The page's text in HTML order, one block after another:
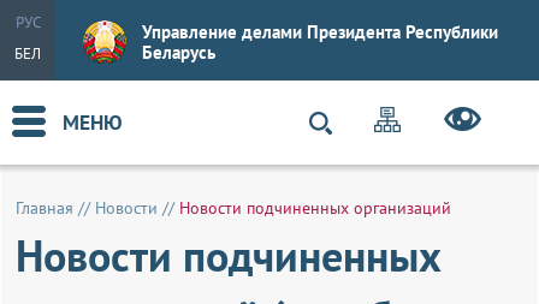
РУС
БЕЛ
Управление делами Президента Республики
Беларусь
МЕНЮ
Главная // Новости // Новости подчиненных организаций
Новости подчиненных